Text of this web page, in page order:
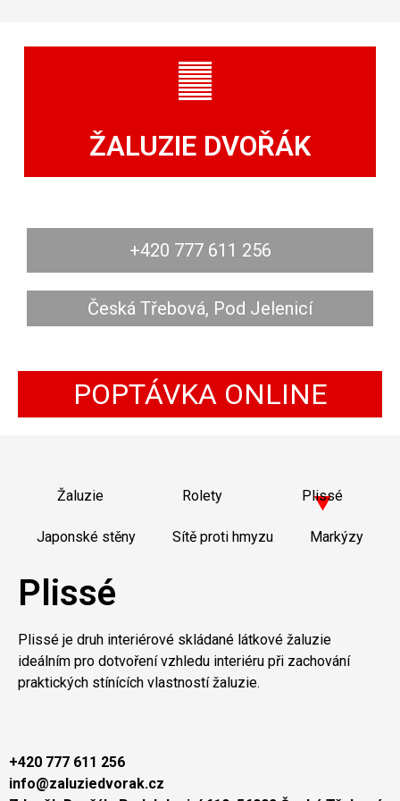
ŽALUZIE DVOŘÁK
+420 777 611 256
Česká Třebová, Pod Jelenicí
POPTÁVKA ONLINE
Žaluzie Rolety Plissé
Japonské stěny Sítě proti hmyzu Markýzy
Plissé
Plissé je druh interiérové skládané látkové žaluzie
ideálním pro dotvoření vzhledu interiéru při zachování
praktických stínících vlastností žaluzie.
+420 777 611 256
info@zaluziedvorak.cz